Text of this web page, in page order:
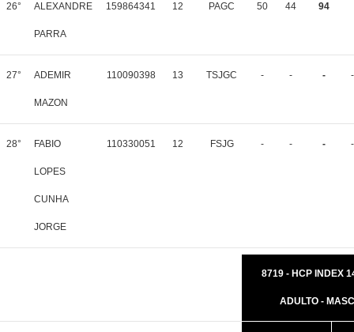
26° ALEXANDRE
PARRA
159864341 12 PAGC 50 44 94
27° ADEMIR
MAZON
110090398 13 TSJGC - - - -
28° FABIO
LOPES
CUNHA
JORGE
110330051 12 FSJG - - - -
8719 - HCP INDEX
ADULTO -